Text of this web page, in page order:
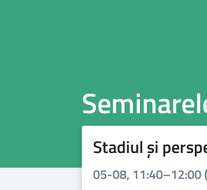
Stadiul și
05-08, 11:40–12:00